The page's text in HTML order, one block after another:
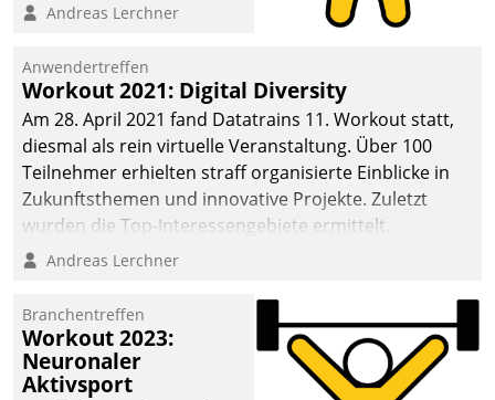
Teilnehmer kurzweilige
Cloud-Strategien und -
Lösungen mit hohem
Zukunftspotenzial.
Andreas Lerchner
Anwendertreffen
Workout 2021: Digital Diversity
Am 28. April 2021 fand Datatrains 11. Workout statt,
diesmal als rein virtuelle Veranstaltung. Über 100
Teilnehmer erhielten straff organisierte Einblicke in
Zukunftsthemen und innovative Projekte. Zuletzt
wurden die Top-Interessengebiete ermittelt.
Andreas Lerchner
Branchentreffen
Workout 2023:
Neuronaler
Aktivsport